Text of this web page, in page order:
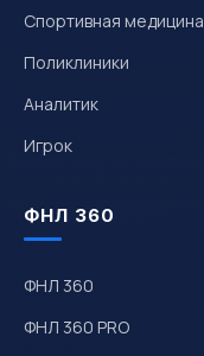
Спортивная медицина
Поликлиники
Аналитик
Игрок
ФНЛ 360
ФНЛ 360
ФНЛ 360 PRO